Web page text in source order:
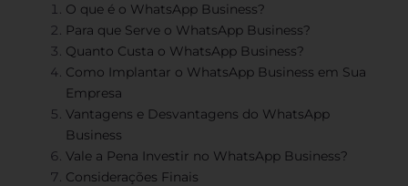
O que é o WhatsApp Business?
Para que Serve o WhatsApp Business?
Quanto Custa o WhatsApp Business?
Como Implantar o WhatsApp Business em Sua
Empresa
Vantagens e Desvantagens do WhatsApp
Business
Vale a Pena Investir no WhatsApp Business?
Considerações Finais